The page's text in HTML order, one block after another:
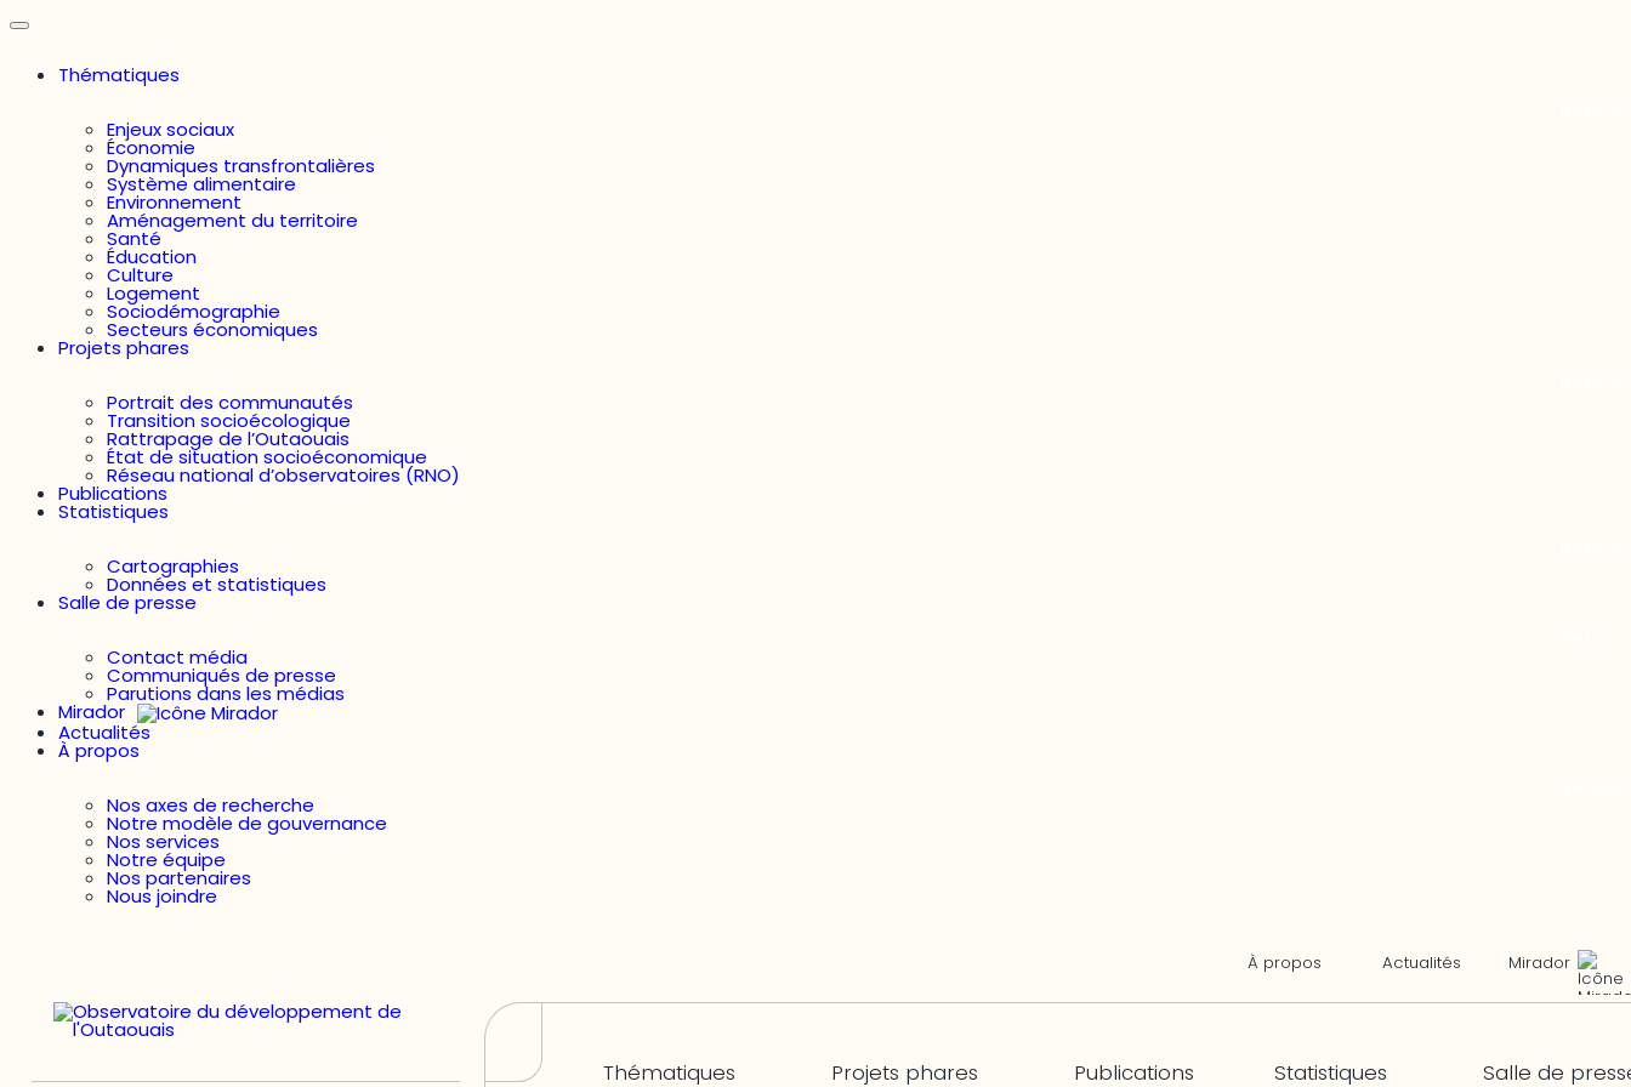
Thématiques
Enjeux sociaux
Économie
Dynamiques transfrontalières
Système alimentaire
Environnement
Aménagement du territoire
Santé
Éducation
Culture
Logement
Sociodémographie
Secteurs économiques
Projets phares
Portrait des communautés
Transition socioécologique
Rattrapage de l’Outaouais
État de situation socioéconomique
Réseau national d’observatoires (RNO)
Publications
Statistiques
Cartographies
Données et statistiques
Salle de presse
Contact média
Communiqués de presse
Parutions dans les médias
Mirador
Actualités
À propos
Nos axes de recherche
Notre modèle de gouvernance
Nos services
Notre équipe
Nos partenaires
Nous joindre
À propos Actualités Mirador
Thématiques Projets phares Publications Statistiques Salle de